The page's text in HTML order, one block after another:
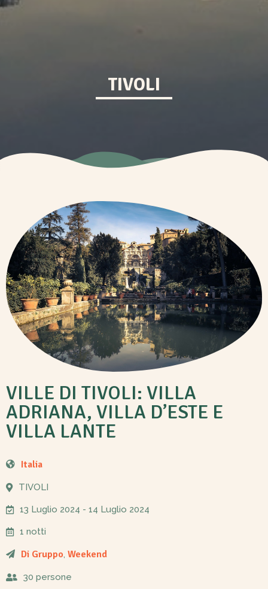
TIVOLI
VILLE DI TIVOLI: VILLA
ADRIANA, VILLA D’ESTE E
VILLA LANTE
Italia
TIVOLI
13 Luglio 2024 - 14 Luglio 2024
1 notti
Di Gruppo, Weekend
30 persone